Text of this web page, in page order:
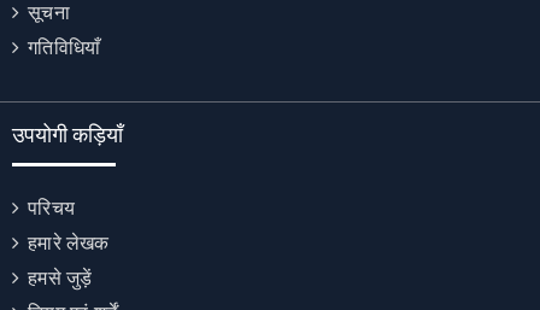
सूचना
गतिविधियाँ
उपयोगी कड़ियाँ
परिचय
हमारे लेखक
हमसे जुड़ें